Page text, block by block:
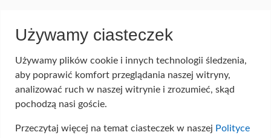
widoczne są niewielkie zasinienia, które po czasie 2 tygodni
praktycznie całkowicie wchłaniają się. Przez okres 3 - 9
miesięcy pacjent ma zaburzone czucie skóry w okolicy
przedmałżowinowej. Powinien chronić skórę przed
promieniowaniem UV stosując filtry przeciwsłoneczne aby
uniknąć przetrwałych brązowych przebarwień. Powrót do
Pozostałe niedoskonałości do czasu całkowitego wygojenia
Używamy ciasteczek
Używamy plików cookie i innych technologii śledzenia,
aby poprawić komfort przeglądania naszej witryny,
analizować ruch w naszej witrynie i zrozumieć, skąd
pochodzą nasi goście.
Przeczytaj więcej na temat ciasteczek w naszej Polityce